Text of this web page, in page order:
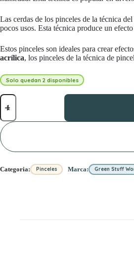
Las cerdas de los pinceles de la técnica
pocos usos. Esta técnica produce un
Estos pinceles son ideales para crear
acrílica, los pinceles de la técnica de
Solo quedan 2 disponibles
CAJA
Pinceles
Pincel
Seco
BLUE
SERIE
Categoria: Pinceles Marca: Green Stuff